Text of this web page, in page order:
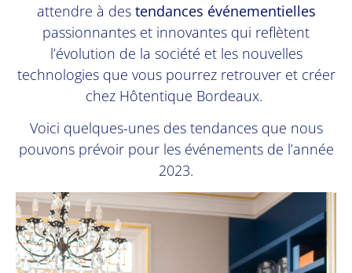
attendre à des tendances événementielles
passionnantes et innovantes qui reflètent
l’évolution de la société et les nouvelles
technologies que vous pourrez retrouver et créer
chez Hôtentique Bordeaux.
Voici quelques-unes des tendances que nous
pouvons prévoir pour les événements de l’année
2023.